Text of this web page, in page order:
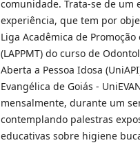
comunidade. Trata-se de
experiência, que tem por
Liga Acadêmica de
(LAPPMT) do curso de
Aberta a Pessoa Idosa
Evangélica de Goiás -
mensalmente, durante um
contemplando palestras
educativas sobre higiene